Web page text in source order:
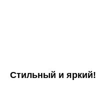
Стильный и яркий!